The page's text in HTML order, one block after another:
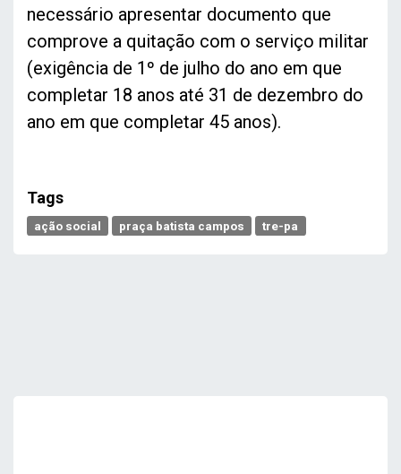
necessário apresentar documento que
comprove a quitação com o serviço militar
(exigência de 1º de julho do ano em que
completar 18 anos até 31 de dezembro do
ano em que completar 45 anos).
Tags
ação social praça batista campos tre-pa